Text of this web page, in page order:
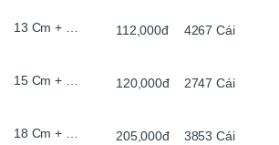
13 Cm + Đế Gỗ, Có Chân, Đèn Le 112,000đ 4267 Cái
15 Cm + Đế Gỗ, Có Chân, Đèn Le 120,000đ 2747 Cái
18 Cm + Đế Gỗ, Bằng, , Đèn Le 205,000đ 3853 Cái